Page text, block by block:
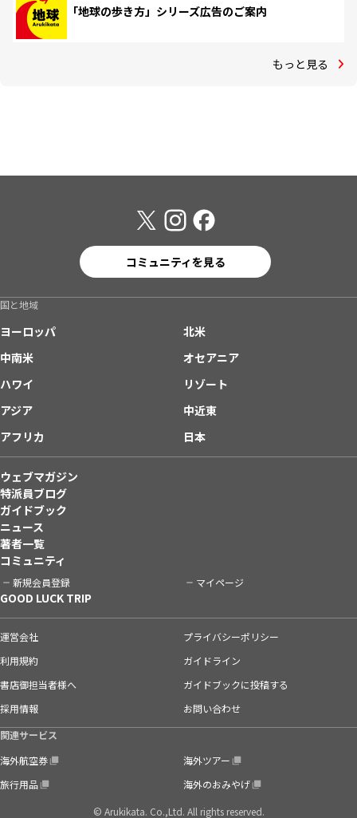
「地球の歩き方」シリーズ広告のご案内
もっと見る
コミュニティを見る
国と地域
ヨーロッパ
北米
中南米
オセアニア
ハワイ
リゾート
アジア
中近東
アフリカ
日本
ウェブマガジン
特派員ブログ
ガイドブック
ニュース
著者一覧
コミュニティ
新規会員登録 マイページ
GOOD LUCK TRIP
運営会社
プライバシーポリシー
利用規約
ガイドライン
書店御担当者様へ
ガイドブックに投稿する
採用情報
お問い合わせ
関連サービス
海外航空券
海外ツアー
旅行用品
海外のおみやげ
© Arukikata. Co.,Ltd. All rights reserved.